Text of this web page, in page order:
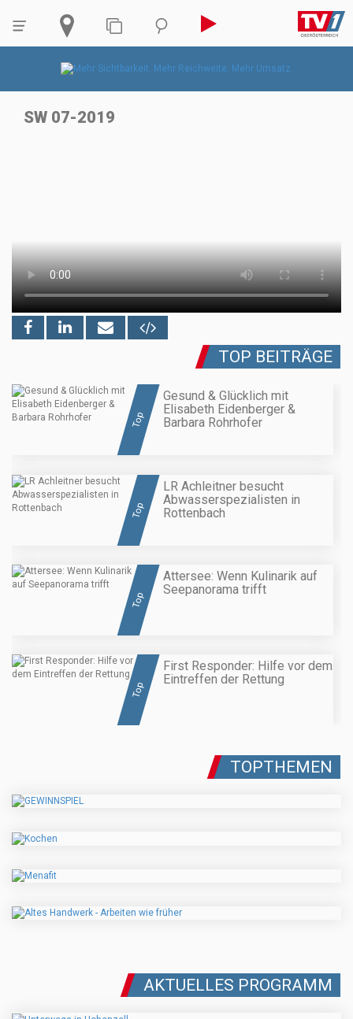
SW 07-2019
TOP BEITRÄGE
Top
Gesund & Glücklich mit
Elisabeth Eidenberger &
Barbara Rohrhofer
Top
LR Achleitner besucht
Abwasserspezialisten in
Rottenbach
Top
Attersee: Wenn Kulinarik auf
Seepanorama trifft
Top
First Responder: Hilfe vor dem
Eintreffen der Rettung
TOPTHEMEN
AKTUELLES PROGRAMM